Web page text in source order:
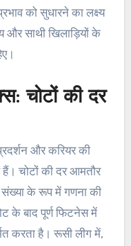
को सुधारने का लक्ष्य
और साथी खिलाड़ियों के
चोटों की दर
और करियर की
हैं। चोटों की दर आमतौर
संख्या के रूप में गणना की
के बाद पूर्ण फिटनेस में
करता है। रूसी लीग में,